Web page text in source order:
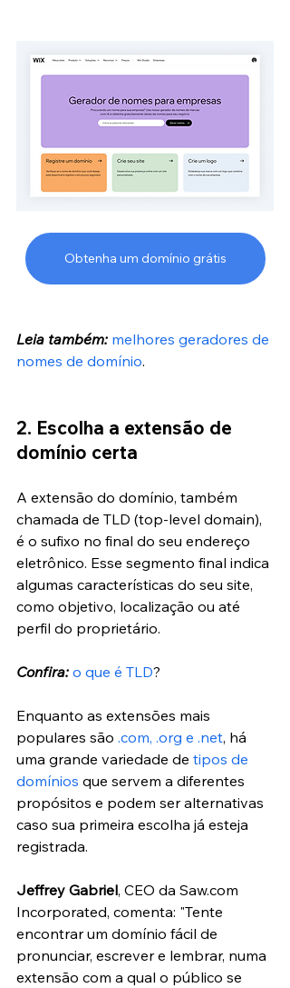
Obtenha um domínio grátis
Leia também: melhores geradores de
nomes de domínio.
2. Escolha a extensão de
domínio certa
A extensão do domínio, também
chamada de TLD (top-level domain),
é o sufixo no final do seu endereço
eletrônico. Esse segmento final indica
algumas características do seu site,
como objetivo, localização ou até
perfil do proprietário.
Confira: o que é TLD?
Enquanto as extensões mais
populares são .com, .org e .net, há
uma grande variedade de tipos de
domínios que servem a diferentes
propósitos e podem ser alternativas
caso sua primeira escolha já esteja
registrada.
Jeffrey Gabriel, CEO da Saw.com
Incorporated, comenta: "Tente
encontrar um domínio fácil de
pronunciar, escrever e lembrar, numa
extensão com a qual o público se